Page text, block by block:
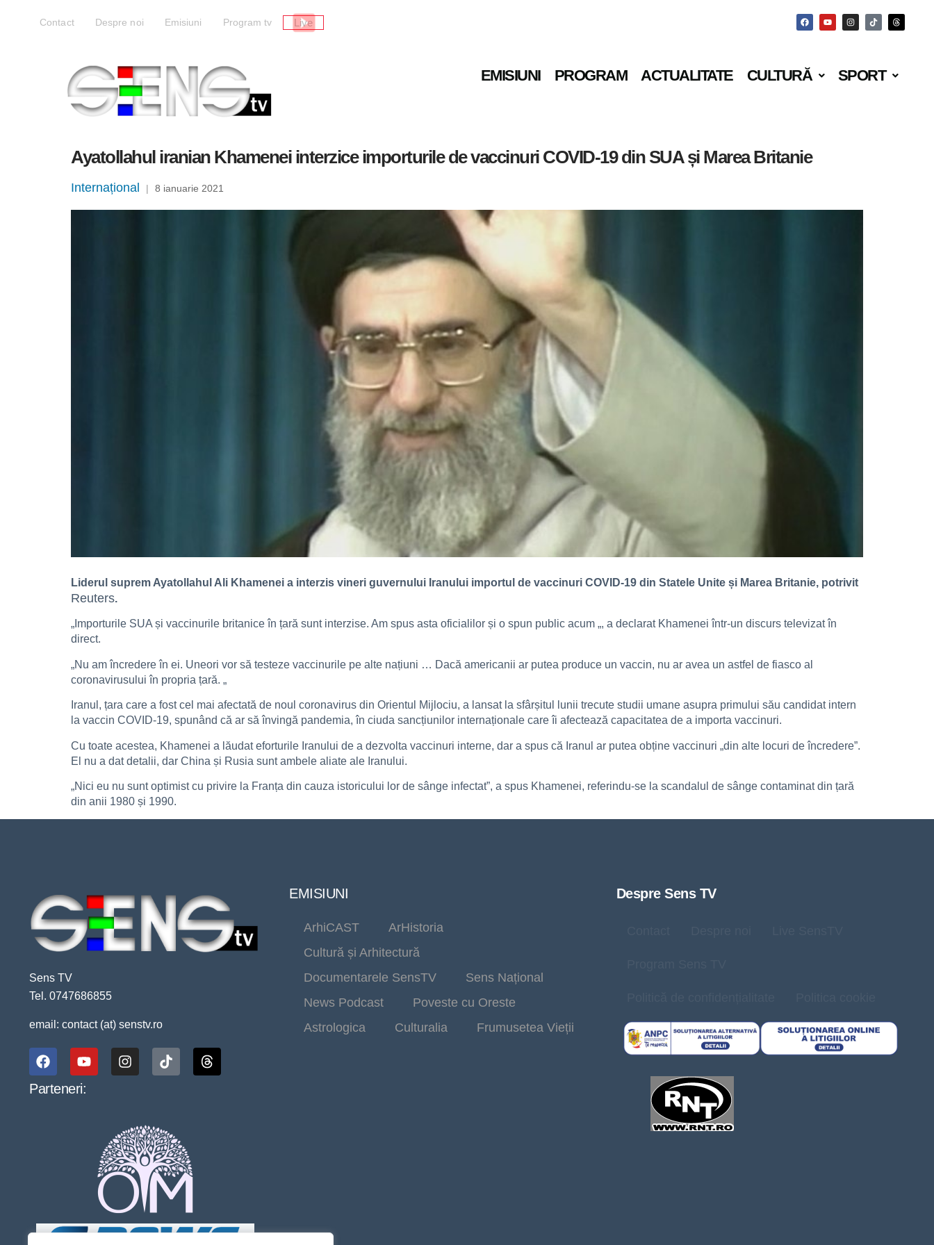
Contact Despre noi Emisiuni Program tv Live
EMISIUNI PROGRAM ACTUALITATE CULTURĂ SPORT
Ayatollahul iranian Khamenei interzice importurile de vaccinuri COVID-19 din SUA și Marea Britanie
Internațional | 8 ianuarie 2021
Liderul suprem Ayatollahul Ali Khamenei a interzis vineri guvernului Iranului importul de vaccinuri COVID-19 din Statele Unite și Marea Britanie, potrivit
Reuters.
„Importurile SUA și vaccinurile britanice în țară sunt interzise. Am spus asta oficialilor și o spun public acum „, a declarat Khamenei într-un discurs televizat în
direct.
„Nu am încredere în ei. Uneori vor să testeze vaccinurile pe alte națiuni … Dacă americanii ar putea produce un vaccin, nu ar avea un astfel de fiasco al
coronavirusului în propria țară. „
Iranul, țara care a fost cel mai afectată de noul coronavirus din Orientul Mijlociu, a lansat la sfârșitul lunii trecute studii umane asupra primului său candidat intern
la vaccin COVID-19, spunând că ar să învingă pandemia, în ciuda sancțiunilor internaționale care îi afectează capacitatea de a importa vaccinuri.
Cu toate acestea, Khamenei a lăudat eforturile Iranului de a dezvolta vaccinuri interne, dar a spus că Iranul ar putea obține vaccinuri „din alte locuri de încredere”.
El nu a dat detalii, dar China și Rusia sunt ambele aliate ale Iranului.
„Nici eu nu sunt optimist cu privire la Franța din cauza istoricului lor de sânge infectat”, a spus Khamenei, referindu-se la scandalul de sânge contaminat din țară
din anii 1980 și 1990.
Sens TV
Tel. 0747686855
email: contact (at) senstv.ro
Parteneri:
EMISIUNI
ArhiCAST
ArHistoria
Cultură și Arhitectură
Documentarele SensTV
Sens Național
News Podcast
Poveste cu Oreste
Astrologica
Culturalia Frumusetea Vieții
Despre Sens TV